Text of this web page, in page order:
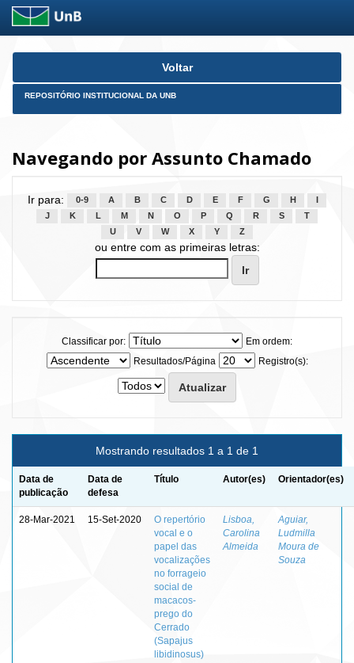
Skip
Voltar
REPOSITÓRIO INSTITUCIONAL DA UNB
Navegando por Assunto Chamado
Ir para: 0-9 A B C D E F G H
J
K L M N O P Q R S
T
U
V W X Y Z
ou entre com as primeiras letras:
Classificar por:
Em ordem:
Resultados/Página
Registro(s):
Mostrando resultados 1 a 1 de 1
Data de
publicação
Data de
defesa
Título Autor(es) Orientador(es)
28-Mar-2021 15-Set-2020
O repertório
vocal e o
papel das
vocalizações
no forrageio
social de
macacos-
prego do
Cerrado
(Sapajus
libidinosus)
Lisboa,
Carolina
Almeida
Aguiar,
Ludmilla
Moura de
Souza